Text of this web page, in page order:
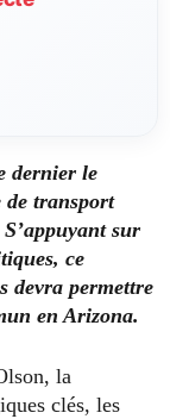
dernier le
de transport
sur
ce
devra permettre
en Arizona.
la
clés, les